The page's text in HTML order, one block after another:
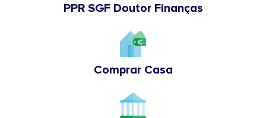
PPR SGF Doutor Finanças
Comprar Casa